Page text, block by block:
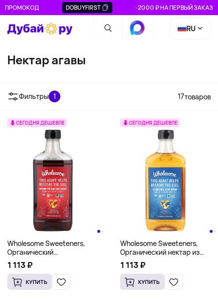
ПРОМОКОД DOBUYFIRST -2000 ₽ НА ПЕРВЫЙ ЗАКАЗ
RU
Нектар агавы
Фильтры 1 17товаров
СЕГОДНЯ ДЕШЕВЛЕ
Wholesome Sweeteners,
Органический
необработанный нектар из
голубой агавы, 525 г (18,5
унции)
1 113 ₽
КУПИТЬ
СЕГОДНЯ ДЕШЕВЛЕ
Wholesome Sweeteners,
Органический нектар из
голубой агавы, 525 г (18,5
унции)
1 113 ₽
КУПИТЬ